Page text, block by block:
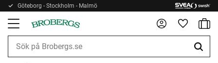
Meny
Göteborg - Stockholm - Malmö